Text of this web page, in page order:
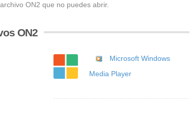
ON2 que no puedes abrir.
ON2
Microsoft Windows
Media Player